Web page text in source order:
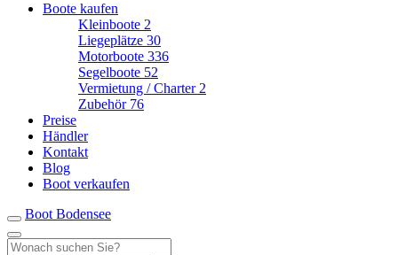
Boote kaufen
Kleinboote 2
Liegeplätze 30
Motorboote 336
Segelboote 52
Vermietung / Charter 2
Zubehör 76
Preise
Händler
Kontakt
Blog
Boot verkaufen
Boot Bodensee